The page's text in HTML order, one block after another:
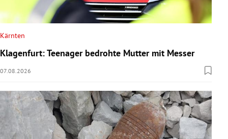
Kärnten
Klagenfurt: Teenager bedrohte Mutter mit Messer
07.08.2026